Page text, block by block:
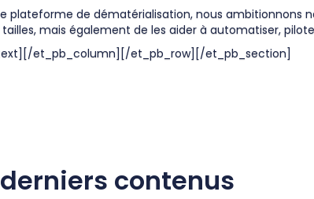
plateforme de dématérialisation, nous ambitionnons
mais également de les aider à automatiser,
et_pb_column][/et_pb_row][/et_pb_section]
contenus